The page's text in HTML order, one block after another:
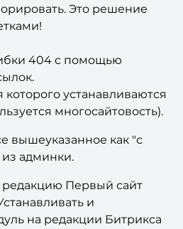
Это решение
404 с помощью
которого устанавливаются
многосайтовость).
вышеуказанное как "с
из админки.
редакцию Первый сайт
и
на редакции Битрикса